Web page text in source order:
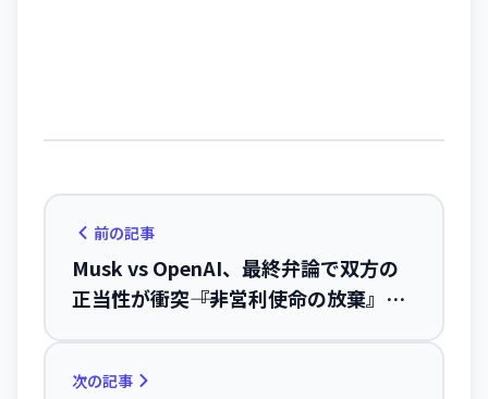
前の記事
Musk vs OpenAI、最終弁論で双方の
正当性が衝突――『非営利使命の放棄』か
次の記事